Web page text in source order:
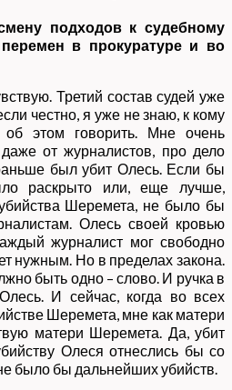
подходов к судебному
в прокуратуре и во
Третий состав судей уже
честно, я уже не знаю, к кому
этом говорить. Мне очень
от журналистов, про дело
был убит Олесь. Если бы
раскрыто или, еще лучше,
Шеремета, не было бы
Олесь своей кровью
журналист мог свободно
нужным. Но в пределах закона.
быть одно – слово. И ручка в
И сейчас, когда во всех
Шеремета, мне как матери
матери Шеремета. Да, убит
Олеся отнеслись бы со
было бы дальнейших убийств.